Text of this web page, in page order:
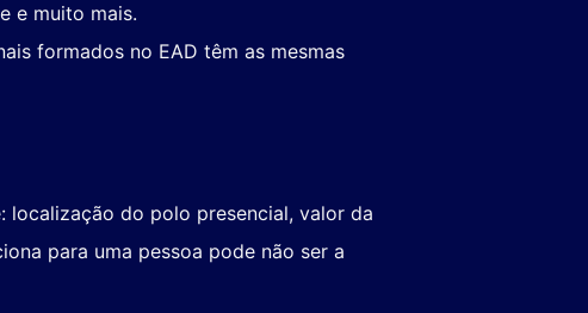
e muito mais.
formados no EAD têm as mesmas
localização do polo presencial, valor da
para uma pessoa pode não ser a